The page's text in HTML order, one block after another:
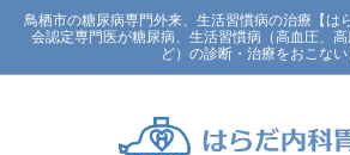
鳥栖市の糖尿病専門外来、生活習慣病の治療【は
会認定専門医が糖尿病、生活習慣病（高血圧、
ど）の診断・治療をおこない